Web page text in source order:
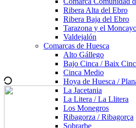
Ribera Alta del Ebro
Ribera Baja del Ebro
Tarazona y el
Valdejalón
Comarcas de Huesca
Alto Gállego
Bajo Cinca / Baix
Cinca Medio
Hoya de Huesca /
La Jacetania
La Litera / La Llitera
Los Monegros
Ribagorza / Ribagorça
Sobrarbe